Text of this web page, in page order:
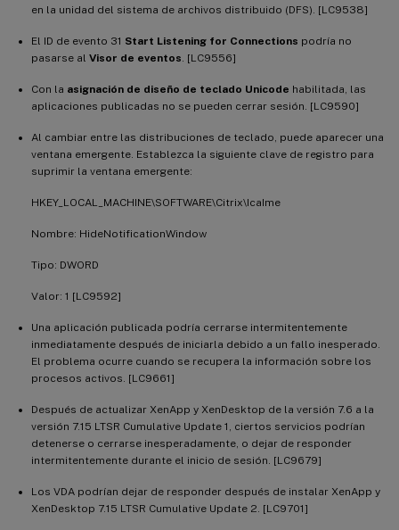
en la unidad del sistema de archivos distribuido (DFS). [LC9538]
El ID de evento 31 Start Listening for Connections podría no
pasarse al Visor de eventos . [LC9556]
Con la asignación de diseño de teclado Unicode habilitada, las
aplicaciones publicadas no se pueden cerrar sesión. [LC9590]
Al cambiar entre las distribuciones de teclado, puede aparecer una
ventana emergente. Establezca la siguiente clave de registro para
suprimir la ventana emergente:
HKEY_LOCAL_MACHINE\SOFTWARE\Citrix\IcaIme
Nombre: HideNotificationWindow
Tipo: DWORD
Valor: 1 [LC9592]
Una aplicación publicada podría cerrarse intermitentemente
inmediatamente después de iniciarla debido a un fallo inesperado.
El problema ocurre cuando se recupera la información sobre los
procesos activos. [LC9661]
Después de actualizar XenApp y XenDesktop de la versión 7.6 a la
versión 7.15 LTSR Cumulative Update 1, ciertos servicios podrían
detenerse o cerrarse inesperadamente, o dejar de responder
intermitentemente durante el inicio de sesión. [LC9679]
Los VDA podrían dejar de responder después de instalar XenApp y
XenDesktop 7.15 LTSR Cumulative Update 2. [LC9701]